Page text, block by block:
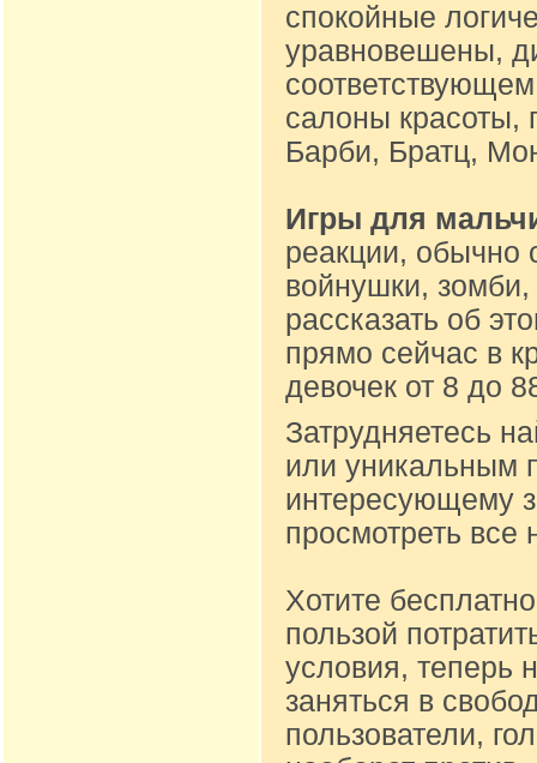
спокойные
уравновешены,
салоны красоты,
Барби, Братц,
Игры для
реакции, обычно
войнушки, зомби,
рассказать об
прямо сейчас в
девочек от 8 до
Затрудняетесь
или уникальным
интересующему
просмотреть все
Хотите
пользой
условия, теперь
заняться в
пользователи,